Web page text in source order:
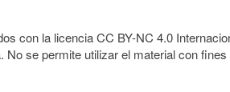
con la licencia CC BY-NC 4.0
se permite utilizar el material con